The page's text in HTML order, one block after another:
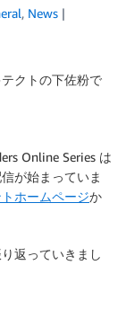
, News
クトの下佐粉で
Online Series は
が始まっていま
ホームページか
返っていきまし